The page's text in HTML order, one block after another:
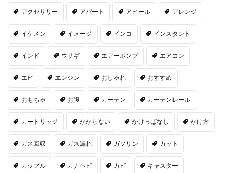
アクセサリー アパート アピール アレンジ
イケメン イメージ インコ インスタント
インド ウサギ エアーポンプ エアコン
エビ エンジン おしゃれ おすすめ
おもちゃ お腹 カーテン カーテンレール
カートリッジ かからない かけっぱなし かけ方
ガス回収 ガス漏れ ガソリン カット
カップル カナヘビ カビ キャスター